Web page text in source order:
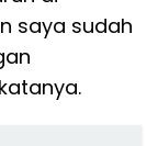
saya sudah